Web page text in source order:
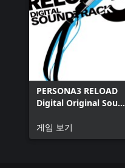
PERSONA3 RELOAD
Digital Original Sound
게임 보기